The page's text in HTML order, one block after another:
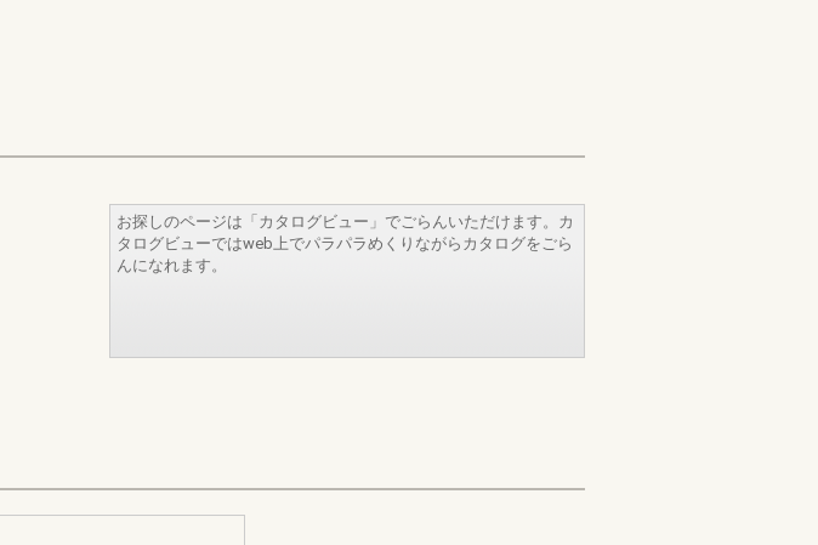
お探しのページは「カタログビュー」でごらんいただけます。カ
タログビューではweb上でパラパラめくりながらカタログをごら
んになれます。